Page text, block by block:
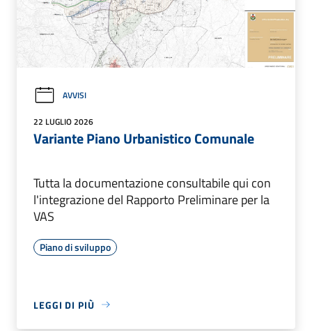
AVVISI
22 LUGLIO 2026
Variante Piano Urbanistico Comunale
Tutta la documentazione consultabile qui con
l'integrazione del Rapporto Preliminare per la
VAS
Piano di sviluppo
LEGGI DI PIÙ